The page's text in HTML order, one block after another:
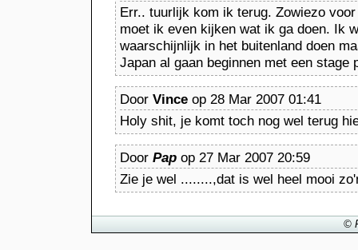
Err.. tuurlijk kom ik terug. Zowiezo
moet ik even kijken wat ik ga doen. Ik
waarschijnlijk in het buitenland doen
Japan al gaan beginnen met een stage
Door Vinceop 28 Mar 2007 01:41
Holy shit, je komt toch nog wel terug
Door Papop 27 Mar 2007 20:59
Zie je wel ........,dat is wel heel mooi
©